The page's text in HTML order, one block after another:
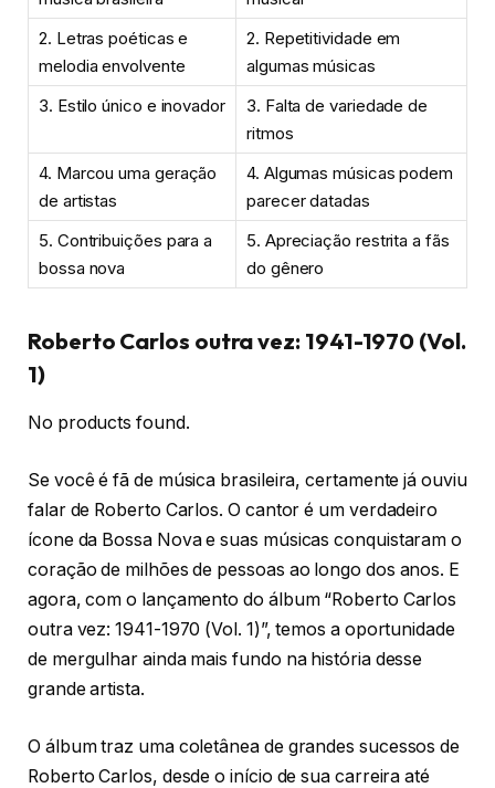
2. Letras poéticas e
melodia envolvente
2. Repetitividade em
algumas músicas
3. Estilo único e inovador
3. Falta de variedade de
ritmos
4. Marcou uma geração
de artistas
4. Algumas músicas podem
parecer datadas
5. Contribuições para a
bossa nova
5. Apreciação restrita a fãs
do gênero
Roberto Carlos outra vez: 1941-1970 (Vol.
1)
No products found.
Se você é fã de música brasileira, certamente já ouviu
falar de Roberto Carlos. O cantor é um verdadeiro
ícone da Bossa Nova e suas músicas conquistaram o
coração de milhões de pessoas ao longo dos anos. E
agora, com o lançamento do álbum “Roberto Carlos
outra vez: 1941-1970 (Vol. 1)”, temos a oportunidade
de mergulhar ainda mais fundo na história desse
grande artista.
O álbum traz uma coletânea de grandes sucessos de
Roberto Carlos, desde o início de sua carreira até